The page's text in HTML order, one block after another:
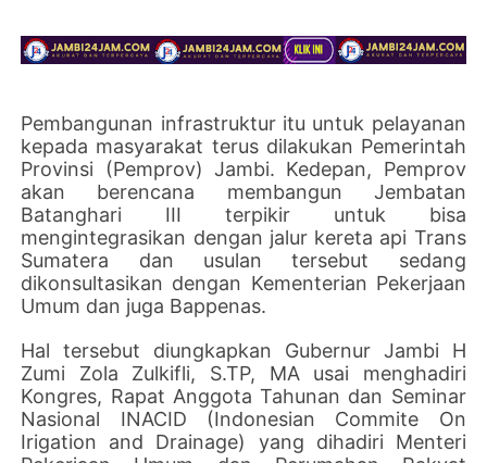
Pembangunan infrastruktur itu untuk pelayanan
kepada masyarakat terus dilakukan Pemerintah
Provinsi (Pemprov) Jambi. Kedepan, Pemprov
akan berencana membangun Jembatan
Batanghari III terpikir untuk bisa
mengintegrasikan dengan jalur kereta api Trans
Sumatera dan usulan tersebut sedang
dikonsultasikan dengan Kementerian Pekerjaan
Umum dan juga Bappenas.
Hal tersebut diungkapkan Gubernur Jambi H
Zumi Zola Zulkifli, S.TP, MA usai menghadiri
Kongres, Rapat Anggota Tahunan dan Seminar
Nasional INACID (Indonesian Commite On
Irigation and Drainage) yang dihadiri Menteri